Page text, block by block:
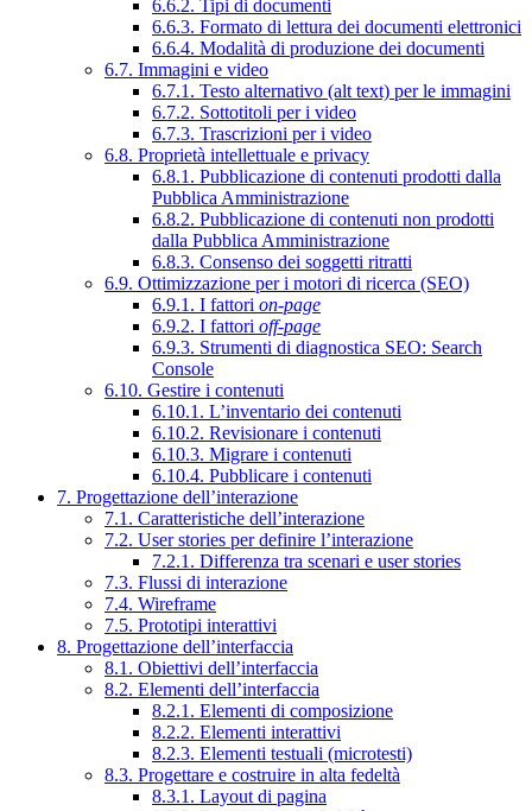
6.6.2. Tipi di documenti
6.6.3. Formato di lettura dei documenti elettronici
6.6.4. Modalità di produzione dei documenti
6.7. Immagini e video
6.7.1. Testo alternativo (alt text) per le immagini
6.7.2. Sottotitoli per i video
6.7.3. Trascrizioni per i video
6.8. Proprietà intellettuale e privacy
6.8.1. Pubblicazione di contenuti prodotti dalla
Pubblica Amministrazione
6.8.2. Pubblicazione di contenuti non prodotti
dalla Pubblica Amministrazione
6.8.3. Consenso dei soggetti ritratti
6.9. Ottimizzazione per i motori di ricerca (SEO)
6.9.1. I fattori on-page
6.9.2. I fattori off-page
6.9.3. Strumenti di diagnostica SEO: Search
Console
6.10. Gestire i contenuti
6.10.1. L’inventario dei contenuti
6.10.2. Revisionare i contenuti
6.10.3. Migrare i contenuti
6.10.4. Pubblicare i contenuti
7. Progettazione dell’interazione
7.1. Caratteristiche dell’interazione
7.2. User stories per definire l’interazione
7.2.1. Differenza tra scenari e user stories
7.3. Flussi di interazione
7.4. Wireframe
7.5. Prototipi interattivi
8. Progettazione dell’interfaccia
8.1. Obiettivi dell’interfaccia
8.2. Elementi dell’interfaccia
8.2.1. Elementi di composizione
8.2.2. Elementi interattivi
8.2.3. Elementi testuali (microtesti)
8.3. Progettare e costruire in alta fedeltà
8.3.1. Layout di pagina